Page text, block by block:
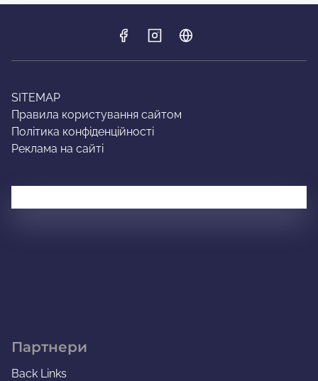
SITEMAP
Правила користування сайтом
Політика конфіденційності
Реклама на сайті
Партнери
Back Links